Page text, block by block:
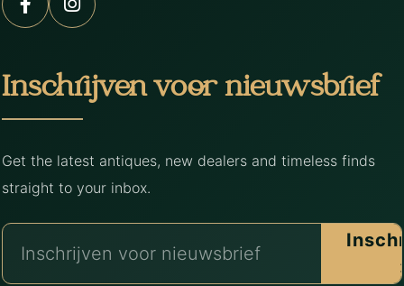
Inschrijven voor nieuwsbrief
Get the latest antiques, new dealers and timeless finds
straight to your inbox.